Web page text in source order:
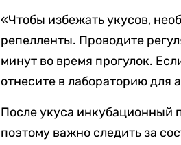
«Чтобы избежать укусов,
репелленты. Проводите
минут во время прогулок.
отнесите в лабораторию для
После укуса инкубационный
поэтому важно следить за